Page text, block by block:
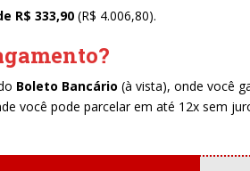
R$ 333,90 (R$ 4.006,80).
Boleto Bancário (à vista), onde você
você pode parcelar em até 12x sem